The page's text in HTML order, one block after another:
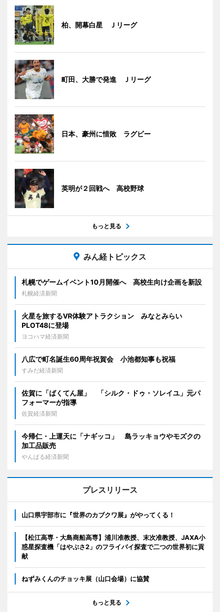
柏、開幕白星 Ｊリーグ
町田、大勝で発進 Ｊリーグ
日本、豪州に惜敗 ラグビー
英明が２回戦へ 高校野球
もっと見る
みん経トピックス
札幌でゲームイベント10月開催へ 高校生向け企画を新設
札幌経済新聞
火星を旅するVR体験アトラクション みなとみらい
PLOT48に登場
ヨコハマ経済新聞
八広で町名誕生60周年祝賀会 小池都知事も祝福
すみだ経済新聞
佐賀に「ばくてん屋」 「シルク・ドゥ・ソレイユ」元パ
フォーマーが指導
佐賀経済新聞
今帰仁・上運天に「ナギッコ」 島ラッキョウやモズクの
加工品販売
やんばる経済新聞
プレスリリース
山口県宇部市に『世界のカブクワ展』がやってくる！
【松江高専・大島商船高専】浦川准教授、末次准教授、JAXA小
惑星探査機「はやぶさ2」のフライバイ探査で二つの世界初に貢
献
ねずみくんのチョッキ展（山口会場）に協賛
もっと見る